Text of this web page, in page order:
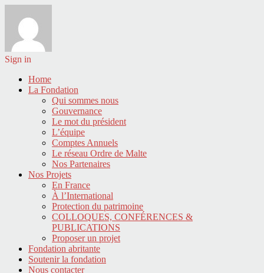
Sign in
Home
La Fondation
Qui sommes nous
Gouvernance
Le mot du président
L’équipe
Comptes Annuels
Le réseau Ordre de Malte
Nos Partenaires
Nos Projets
En France
À l’International
Protection du patrimoine
COLLOQUES, CONFÉRENCES &
PUBLICATIONS
Proposer un projet
Fondation abritante
Soutenir la fondation
Nous contacter